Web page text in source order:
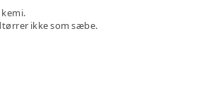
ikke som sæbe.